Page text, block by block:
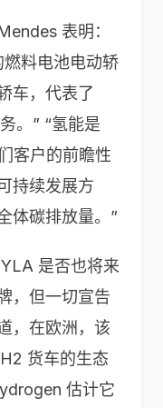
表明：
料电池电动轿
车，代表了
。” “氢能是
客户的前瞻性
持续发展方
体碳排放量。”
是否也将来
，但一切宣告
，在欧洲，该
货车的生态
估计它